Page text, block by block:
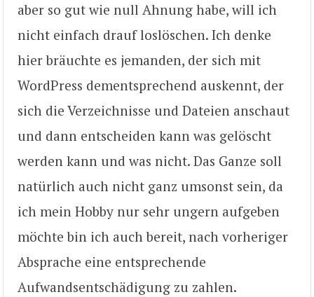
aber so gut wie null Ahnung habe, will ich
nicht einfach drauf loslöschen. Ich denke
hier bräuchte es jemanden, der sich mit
WordPress dementsprechend auskennt, der
sich die Verzeichnisse und Dateien anschaut
und dann entscheiden kann was gelöscht
werden kann und was nicht. Das Ganze soll
natürlich auch nicht ganz umsonst sein, da
ich mein Hobby nur sehr ungern aufgeben
möchte bin ich auch bereit, nach vorheriger
Absprache eine entsprechende
Aufwandsentschädigung zu zahlen.